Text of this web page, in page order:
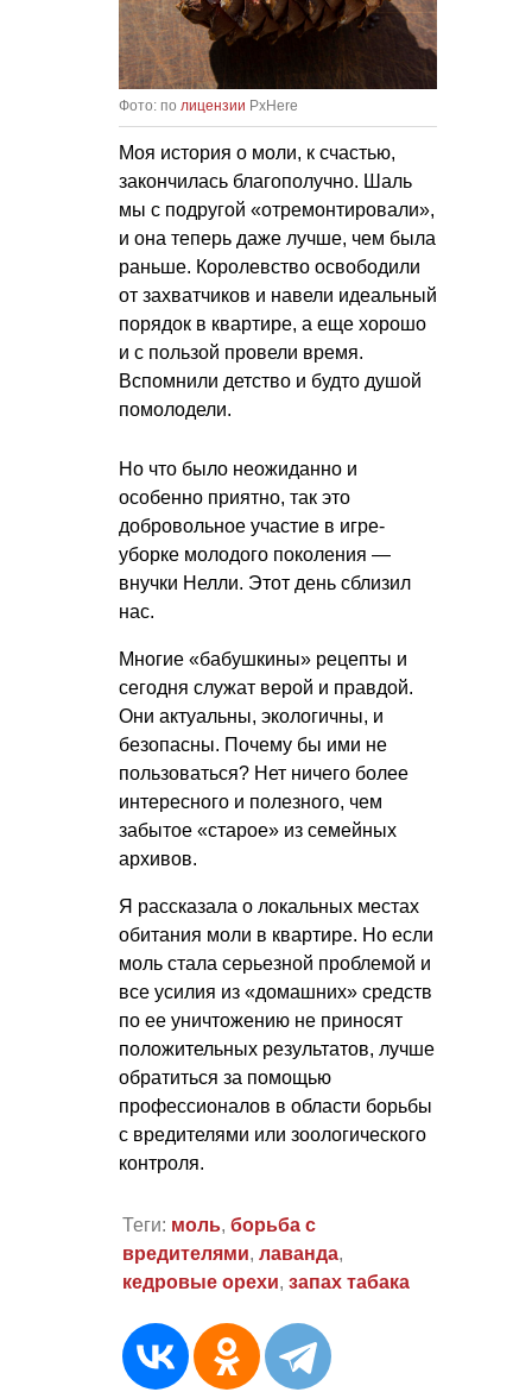
Фото: по лицензии PxHere
Моя история о моли, к счастью,
закончилась благополучно. Шаль
мы с подругой «отремонтировали»,
и она теперь даже лучше, чем была
раньше. Королевство освободили
от захватчиков и навели идеальный
порядок в квартире, а еще хорошо
и с пользой провели время.
Вспомнили детство и будто душой
помолодели.
Но что было неожиданно и
особенно приятно, так это
добровольное участие в игре-
уборке молодого поколения —
внучки Нелли. Этот день сблизил
нас.
Многие «бабушкины» рецепты и
сегодня служат верой и правдой.
Они актуальны, экологичны, и
безопасны. Почему бы ими не
пользоваться? Нет ничего более
интересного и полезного, чем
забытое «старое» из семейных
архивов.
Я рассказала о локальных местах
обитания моли в квартире. Но если
моль стала серьезной проблемой и
все усилия из «домашних» средств
по ее уничтожению не приносят
положительных результатов, лучше
обратиться за помощью
профессионалов в области борьбы
с вредителями или зоологического
контроля.
Теги: моль, борьба с
вредителями, лаванда,
кедровые орехи, запах табака